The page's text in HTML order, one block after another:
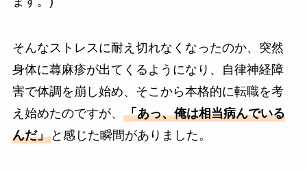
そんなストレスに耐え切れなくなったのか、突然
身体に蕁麻疹が出てくるようになり、自律神経障
害で体調を崩し始め、そこから本格的に転職を考
え始めたのですが、 「あっ、俺は相当病んでいる
んだ」と感じた瞬間がありました。